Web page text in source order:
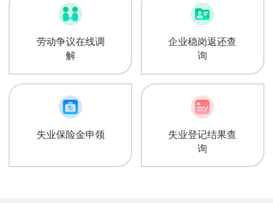
劳动争议在线调
解
企业稳岗返还查
询
失业保险金申领
失业登记结果查
询